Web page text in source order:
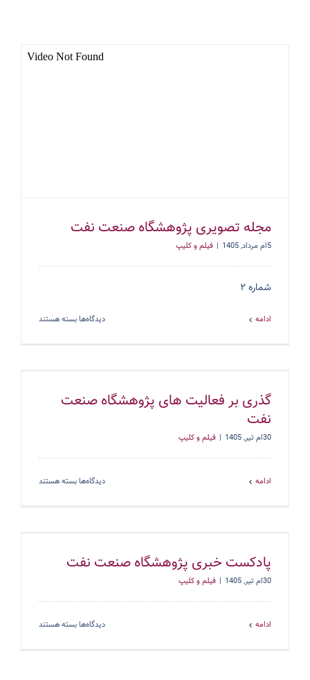
مجله تصویری پژوهشگاه صنعت نفت
5ام مرداد, 1405 | فیلم و کلیپ
شماره ۲‬
ادامه دیدگاه‌هابرای
بسته هستند
گذری بر فعالیت های پژوهشگاه صنعت
نفت
30ام تیر, 1405 | فیلم و کلیپ
ادامه دیدگاه‌هابرای
نفت
بسته هستند
پادکست خبری پژوهشگاه صنعت نفت
30ام تیر, 1405 | فیلم و کلیپ
ادامه دیدگاه‌هابرای
بسته هستند